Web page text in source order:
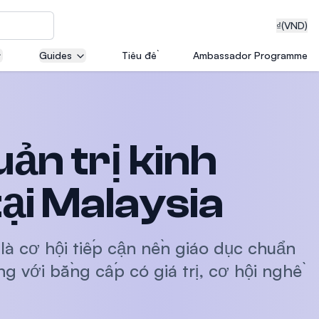
₫(VND)
with
Guides Tiêu đề Ambassador Programme
trị kinh
Malaysia
cơ hội tiếp cận nền giáo dục chuẩn
với bằng cấp có giá trị, cơ hội nghề